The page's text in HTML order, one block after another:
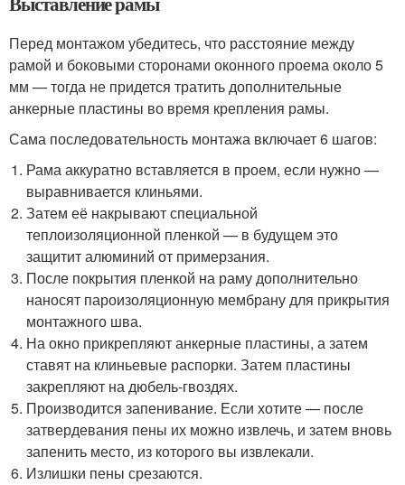
Перед монтажом убедитесь, что расстояние между
рамой и боковыми сторонами оконного проема около 5
мм — тогда не придется тратить дополнительные
анкерные пластины во время крепления рамы.
Сама последовательность монтажа включает 6 шагов:
Рама аккуратно вставляется в проем, если нужно —
выравнивается клиньями.
Затем её накрывают специальной
теплоизоляционной пленкой — в будущем это
защитит алюминий от примерзания.
После покрытия пленкой на раму дополнительно
наносят пароизоляционную мембрану для прикрытия
монтажного шва.
На окно прикрепляют анкерные пластины, а затем
ставят на клиньевые распорки. Затем пластины
закрепляют на дюбель-гвоздях.
Производится запенивание. Если хотите — после
затвердевания пены их можно извлечь, и затем вновь
запенить место, из которого вы извлекали.
Излишки пены срезаются.